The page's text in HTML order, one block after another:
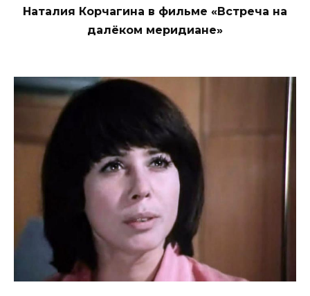
Наталия Корчагина в фильме «Встреча на
далёком меридиане»